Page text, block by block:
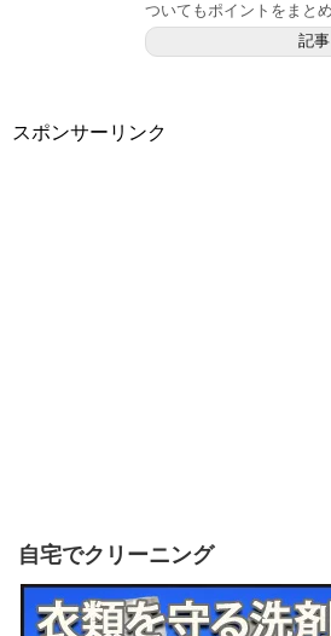
ついてもポイントをまと
記
スポンサーリンク
自宅でクリーニング